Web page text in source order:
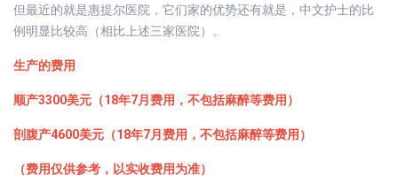
但最近的就是惠提尔医院，它们家的优势还有就是，中文护士的比
例明显比较高（相比上述三家医院）。
生产的费用
顺产3300美元（18年7月费用，不包括麻醉等费用）
剖腹产4600美元（18年7月费用，不包括麻醉等费用）
（费用仅供参考，以实收费用为准）